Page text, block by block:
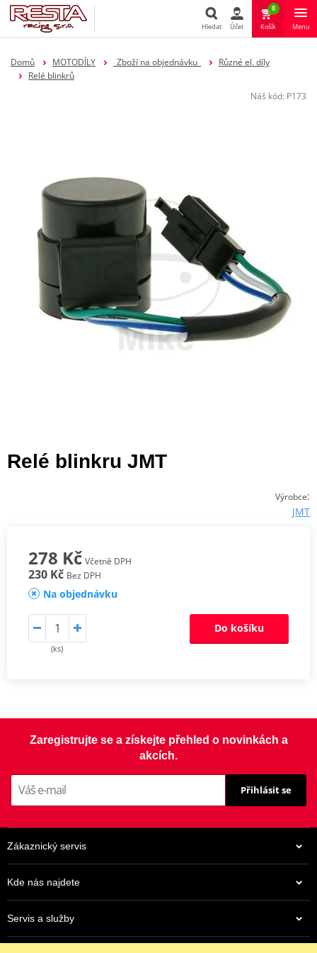
Hledat
Hledat Účet
0
Košík Menu
Domů MOTODÍLY _Zboží na objednávku_
Různé el. díly
Relé blinkrů
Náš kód: P173
Relé blinkru JMT
Výrobce:
JMT
278 Kč Včetně DPH
230 Kč Bez DPH
Na objednávku
(ks)
Do košíku
Zaregistrujte se a získejte přehled o novinkách a
akcích.
Přihlásit se
Zákaznický servis
Kde nás najdete
Servis a služby